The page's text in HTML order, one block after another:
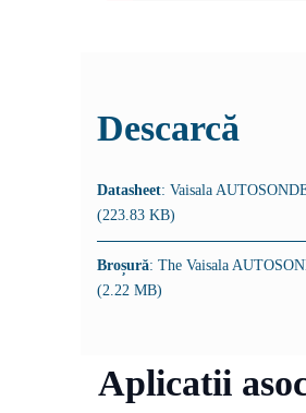
Descarcă
Datasheet: Vaisala
(223.83 KB)
Broșură: The Vaisala
(2.22 MB)
Aplicatii